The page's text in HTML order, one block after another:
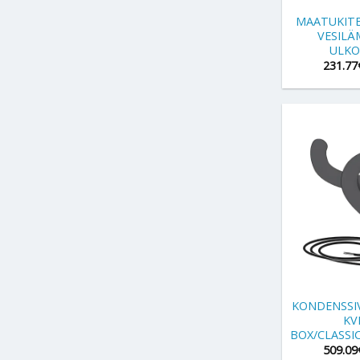
231.77
BOX/
509.09